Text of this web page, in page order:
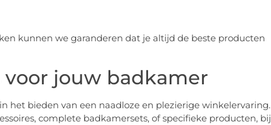
kunnen we garanderen dat je altijd de beste producten
voor jouw badkamer
het bieden van een naadloze en plezierige winkelervaring.
complete badkamersets, of specifieke producten, bij